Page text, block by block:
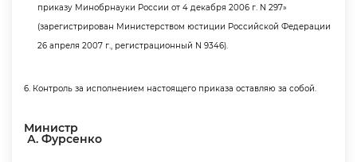
приказу Минобрнауки России от 4 декабря 2006 г. N 297»
(зарегистрирован Министерством юстиции Российской Федерации
26 апреля 2007 г., регистрационный N 9346).
6. Контроль за исполнением настоящего приказа оставляю за собой.
Министр
А. Фурсенко